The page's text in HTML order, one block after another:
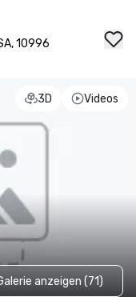
10996
3D Videos
anzeigen (71)